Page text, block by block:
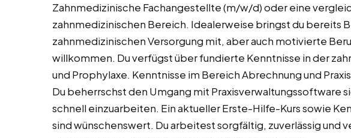
Zahnmedizinische Fachangestellte (m/w/d) oder eine
zahnmedizinischen Bereich. Idealerweise bringst du bereits
zahnmedizinischen Versorgung mit, aber auch motivierte
willkommen. Du verfügst über fundierte Kenntnisse in der
und Prophylaxe. Kenntnisse im Bereich Abrechnung und
Du beherrschst den Umgang mit Praxisverwaltungssoftware
schnell einzuarbeiten. Ein aktueller Erste-Hilfe-Kurs sowie
sind wünschenswert. Du arbeitest sorgfältig, zuverlässig und